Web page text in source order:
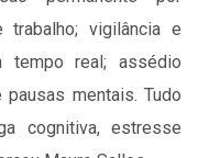
trabalho; vigilância e
tempo real; assédio
mentais. Tudo
cognitiva, estresse